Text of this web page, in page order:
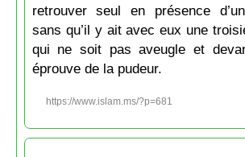
retrouver seul en présence
sans qu’il y ait avec eux une
qui ne soit pas aveugle et
éprouve de la pudeur.
https://www.islam.ms/?p=681